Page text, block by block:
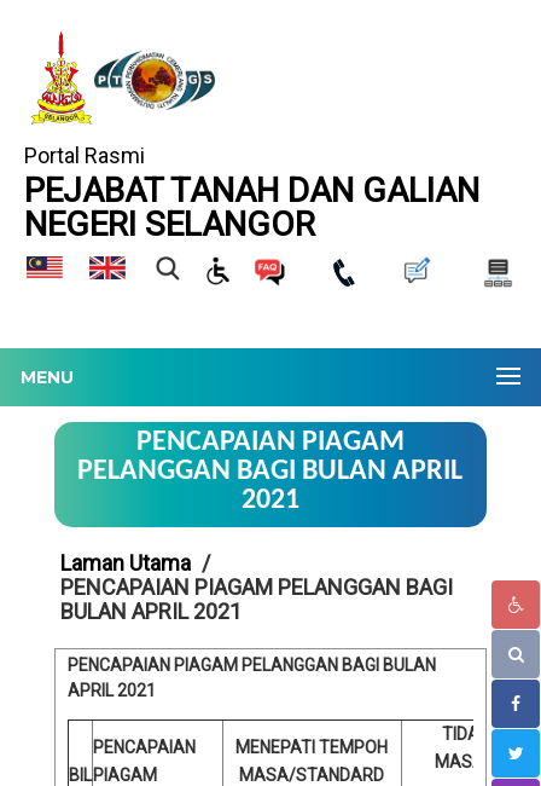
Portal Rasmi
PEJABAT TANAH DAN GALIAN
NEGERI SELANGOR
MENU
PENCAPAIAN PIAGAM
PELANGGAN BAGI BULAN APRIL
2021
Laman Utama
PENCAPAIAN PIAGAM PELANGGAN BAGI
BULAN APRIL 2021
PENCAPAIAN PIAGAM PELANGGAN BAGI BULAN
APRIL2021
BIL
PENCAPAIAN
PIAGAM
MENEPATI TEMPOH
MASA/STANDARD
TIDAK
MASA/